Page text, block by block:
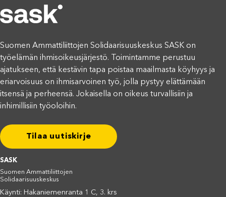
Suomen Ammattiliittojen Solidaarisuuskeskus SASK on
työelämän ihmisoikeusjärjestö. Toimintamme perustuu
ajatukseen, että kestävin tapa poistaa maailmasta köyhyys ja
eriarvoisuus on ihmisarvoinen työ, jolla pystyy elättämään
itsensä ja perheensä. Jokaisella on oikeus turvallisiin ja
inhimillisiin työoloihin.
Tilaa uutiskirje
SASK
Suomen Ammattiliittojen
Solidaarisuuskeskus
Käynti: Hakaniemenranta 1 C, 3. krs